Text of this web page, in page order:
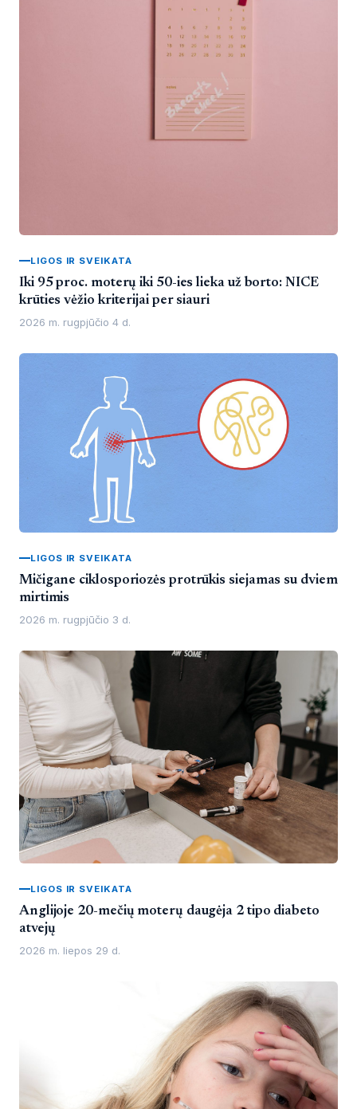
LIGOS IR SVEIKATA
Iki 95 proc. moterų iki 50-ies lieka už borto: NICE
krūties vėžio kriterijai per siauri
2026 m. rugpjūčio 4 d.
LIGOS IR SVEIKATA
Mičigane ciklosporiozės protrūkis siejamas su dviem
mirtimis
2026 m. rugpjūčio 3 d.
LIGOS IR SVEIKATA
Anglijoje 20-mečių moterų daugėja 2 tipo diabeto
atvejų
2026 m. liepos 29 d.